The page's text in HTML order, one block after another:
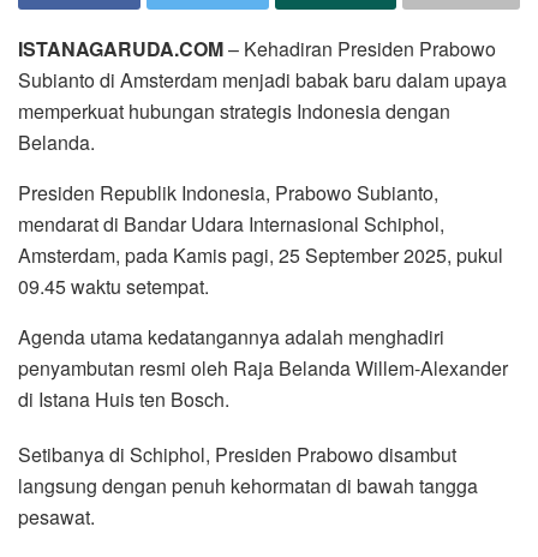
ISTANAGARUDA.COM– Kehadiran Presiden Prabowo
Subianto di Amsterdam menjadi babak baru dalam upaya
memperkuat hubungan strategis Indonesia dengan
Belanda.
Presiden Republik Indonesia, Prabowo Subianto,
mendarat di Bandar Udara Internasional Schiphol,
Amsterdam, pada Kamis pagi, 25 September 2025, pukul
09.45 waktu setempat.
Agenda utama kedatangannya adalah menghadiri
penyambutan resmi oleh Raja Belanda Willem-Alexander
di Istana Huis ten Bosch.
Setibanya di Schiphol, Presiden Prabowo disambut
langsung dengan penuh kehormatan di bawah tangga
pesawat.